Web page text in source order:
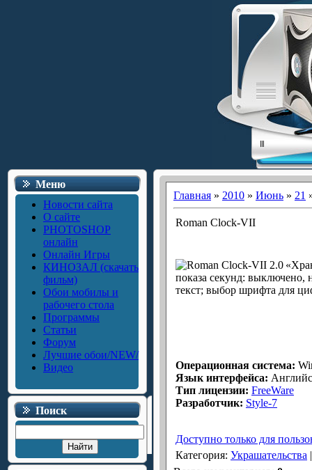
Меню
Новости сайта
О сайте
PHOTOSHOP
онлайн
Онлайн Игры
КИНОЗАЛ (скачать
фильм)
Обои мобилы и
рабочего стола
Программы
Статьи
Форум
Лучшие обои/NEW/
Видео
Поиск
Главная » 2010 » Июнь » 21
Roman Clock-VII
показа секунд: выключено,
текст; выбор шрифта для
Операционная система:
Язык интерфейса:
Тип лицензии: FreeWare
Разработчик: Style-7
Доступно только для
Категория: Украшательства